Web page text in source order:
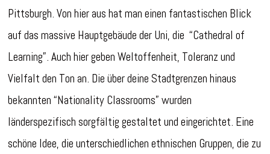
Pittsburgh. Von hier aus hat man einen fantastischen Blick
auf das massive Hauptgebäude der Uni, die “Cathedral of
Learning”. Auch hier geben Weltoffenheit, Toleranz und
Vielfalt den Ton an. Die über deine Stadtgrenzen hinaus
bekannten “Nationality Classrooms” wurden
länderspezifisch sorgfältig gestaltet und eingerichtet. Eine
schöne Idee, die unterschiedlichen ethnischen Gruppen, die zu